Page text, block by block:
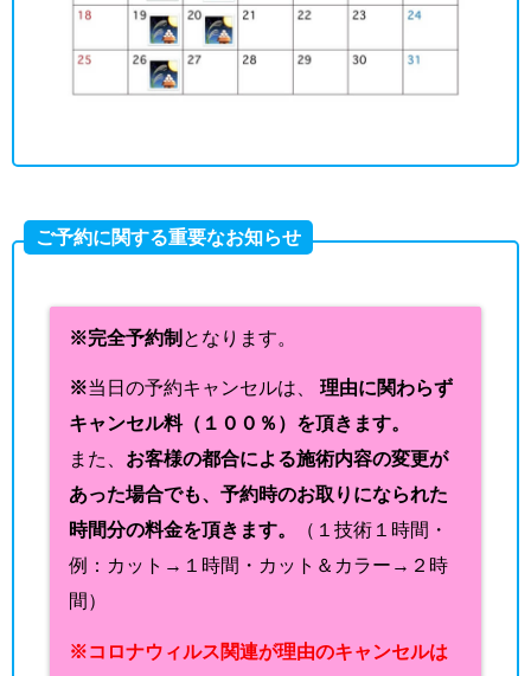
ご予約に関する重要なお知らせ
※完全予約制 となります。
※当日の予約キャンセルは、 理由に関わらず
キャンセル料（１００％）を頂きます。
また、 お客様の都合による施術内容の変更が
あった場合でも、予約時のお取りになられた
時間分の料金を頂きます。
（１技術１時間・
例：カット→１時間・カット＆カラー→２時
間）
※コロナウィルス関連が理由のキャンセルは